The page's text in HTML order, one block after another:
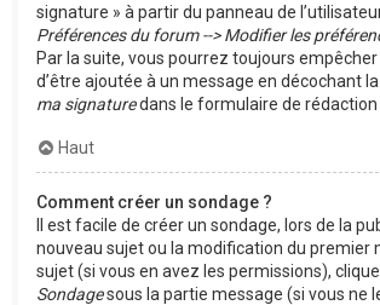
signature » à partir du panneau de
Préférences du forum --> Modifier les
Par la suite, vous pourrez toujours
d’être ajoutée à un message en décochant
ma signaturedans le formulaire de rédaction
Haut
Comment créer un sondage ?
Il est facile de créer un sondage, lors de la
nouveau sujet ou la modification du premier
sujet (si vous en avez les permissions),
Sondagesous la partie message (si vous ne